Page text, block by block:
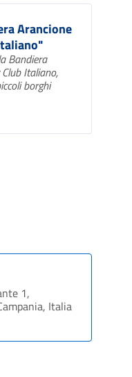
Arancione
Bandiera
Italiano,
borghi
1,
Italia